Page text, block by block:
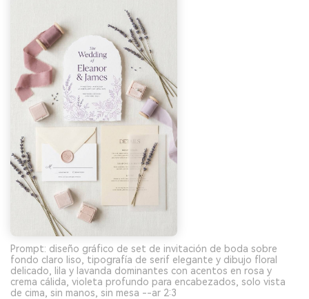
Prompt: diseño gráfico de set de invitación de boda sobre
fondo claro liso, tipografía de serif elegante y dibujo floral
delicado, lila y lavanda dominantes con acentos en rosa y
crema cálida, violeta profundo para encabezados, solo vista
de cima, sin manos, sin mesa --ar 2:3